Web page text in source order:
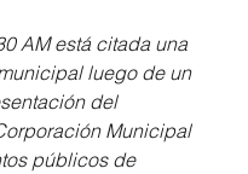
AM está citada una
luego de un
del
Municipal
públicos de